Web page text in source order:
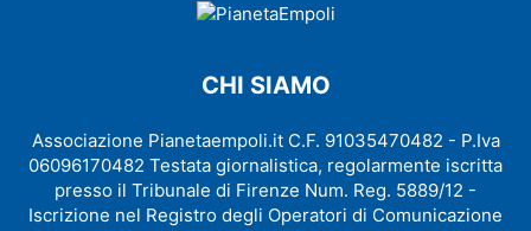
CHI SIAMO
Associazione Pianetaempoli.it C.F. 91035470482 - P.Iva
06096170482 Testata giornalistica, regolarmente iscritta
presso il Tribunale di Firenze Num. Reg. 5889/12 -
Iscrizione nel Registro degli Operatori di Comunicazione